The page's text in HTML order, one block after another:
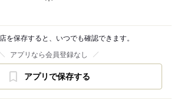
を保存すると、いつでも確認できます。
アプリなら会員登録なし
アプリで保存する